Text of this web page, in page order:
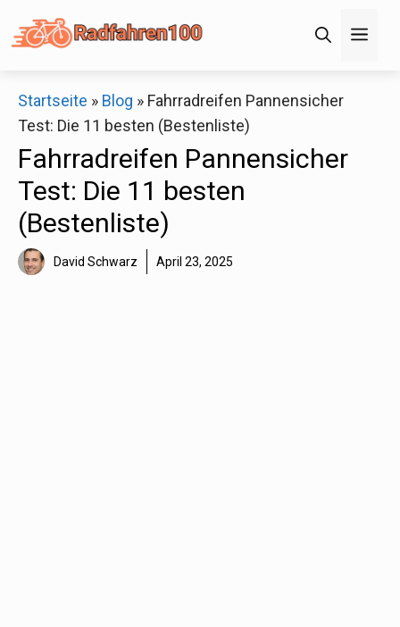
Inhalt
Startseite » Blog » Fahrradreifen Pannensicher
Test: Die 11 besten (Bestenliste)
Fahrradreifen Pannensicher
Test: Die 11 besten
(Bestenliste)
David Schwarz April 23, 2025
Decathlon Sale
Schaue dir jetzt die meistverkauften Produkte im
Sale bei Decathlon an!
Jetzt anschauen